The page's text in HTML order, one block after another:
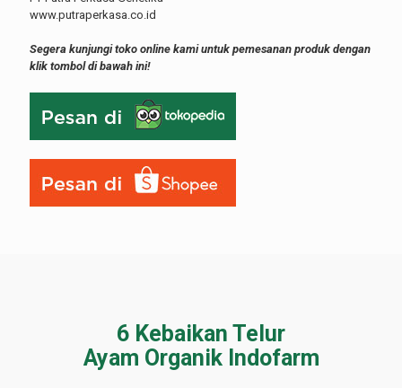
www.putraperkasa.co.id
Segera kunjungi toko online kami untuk pemesanan produk dengan
klik tombol di bawah ini!
6 Kebaikan Telur
Ayam Organik Indofarm